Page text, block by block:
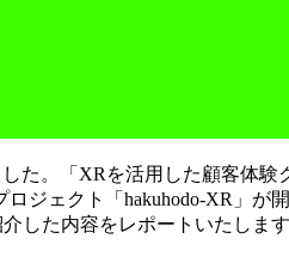
た。「XRを活用した顧客体
ジェクト「hakuhodo-XR」
した内容をレポートいたします